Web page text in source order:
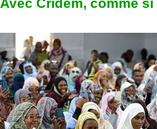
Avec Cridem, comme